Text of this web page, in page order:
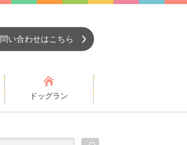
い合わせはこちら
ドッグラン